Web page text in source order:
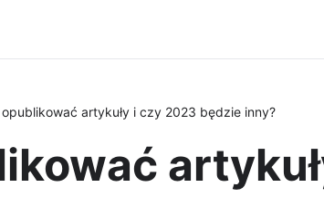
artykuły i czy 2023 będzie inny?